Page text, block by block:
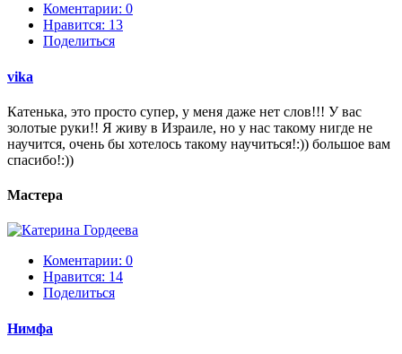
Коментарии: 0
Нравится: 13
Поделиться
vika
Катенька, это просто супер, у меня даже нет слов!!! У вас
золотые руки!! Я живу в Израиле, но у нас такому нигде не
научится, очень бы хотелось такому научиться!:)) большое вам
спасибо!:))
Мастера
Коментарии: 0
Нравится: 14
Поделиться
Нимфа